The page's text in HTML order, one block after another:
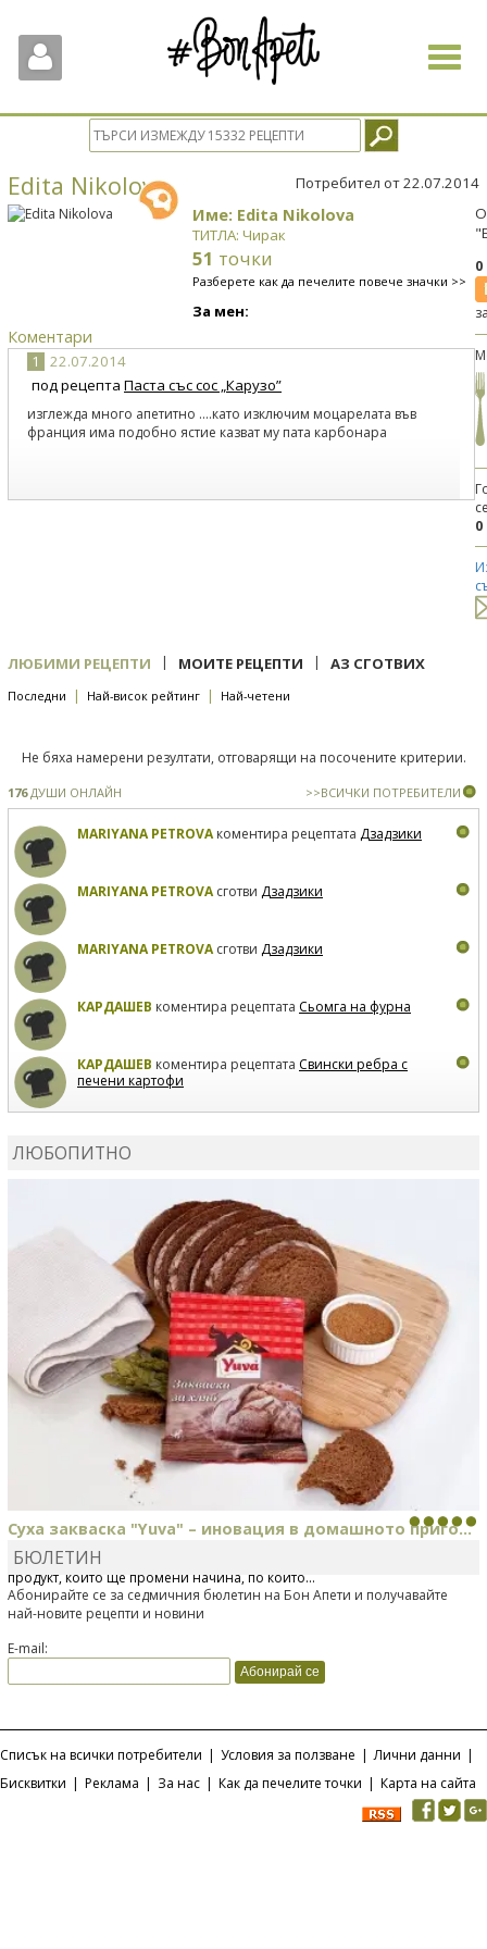
Toggle
Edita Nikolova Потребител от 22.07.2014
Име: Edita Nikolova
ТИТЛА: Чирак
51 точки
Разберете как да печелите повече значки >>
За мен:
Коментари
1
22.07.2014
под рецепта Паста със сос „Карузо”
изглежда много апетитно ....като изключим моцарелата във
франция има подобно ястие казват му пата карбонара
0
ЛЮБИМИ РЕЦЕПТИ | МОИТЕ РЕЦЕПТИ | АЗ СГОТВИХ
Последни | Най-висок рейтинг | Най-четени
Не бяха намерени резултати, отговарящи на посочените критерии.
176ДУШИ ОНЛАЙН >>ВСИЧКИ ПОТРЕБИТЕЛИ
MARIYANA PETROVAкоментира рецептата Дзадзики
MARIYANA PETROVAсготви Дзадзики
MARIYANA PETROVAсготви Дзадзики
КАРДАШЕВ коментира рецептата Сьомга на фурна
КАРДАШЕВ коментира рецептата Свински ребра с
печени картофи
ЛЮБОПИТНО
Суха закваска "Yuva" – иновация в домашното приго...
Отскоро Лесафр България стартира предлагането на изцяло нов
продукт, който ще промени начина, по който...
БЮЛЕТИН
Абонирайте се за седмичния бюлетин на Бон Апети и получавайте
най-новите рецепти и новини
E-mail:
Списък на всички потребители | Условия за ползване | Лични данни |
Бисквитки | Реклама | За нас | Как да печелите точки | Карта на сайта